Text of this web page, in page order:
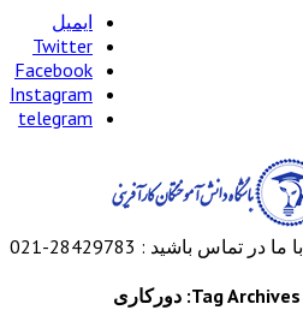
ایمیل
Twitter
Facebook
Instagram
telegram
با ما در تماس باشید : 28429783-021
Tag Archives: دورکاری